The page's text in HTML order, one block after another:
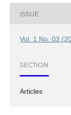
ISSUE
Vol. 1 No. 03
SECTION
Articles